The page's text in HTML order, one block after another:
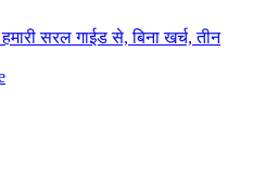
सरल गाईड से, बिना खर्च, तीन